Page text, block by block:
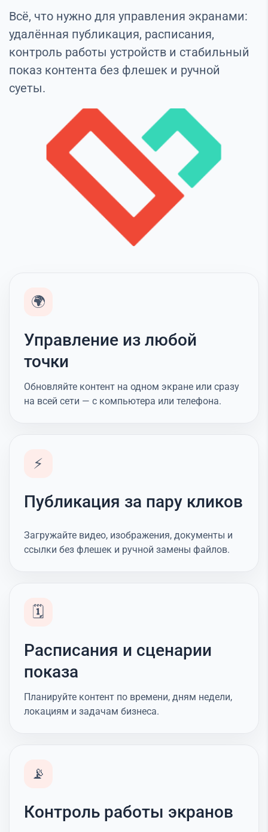
Всё, что нужно для управления экранами:
удалённая публикация, расписания,
контроль работы устройств и стабильный
показ контента без флешек и ручной
суеты.
🌍
Управление из любой
точки
Обновляйте контент на одном экране или сразу
на всей сети — с компьютера или телефона.
⚡
Публикация за пару кликов
Загружайте видео, изображения, документы и
ссылки без флешек и ручной замены файлов.
🗓️
Расписания и сценарии
показа
Планируйте контент по времени, дням недели,
локациям и задачам бизнеса.
📡
Контроль работы экранов